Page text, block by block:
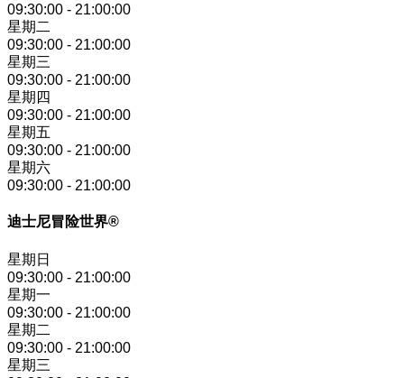
09:30:00 - 21:00:00
星期二
09:30:00 - 21:00:00
星期三
09:30:00 - 21:00:00
星期四
09:30:00 - 21:00:00
星期五
09:30:00 - 21:00:00
星期六
09:30:00 - 21:00:00
迪士尼冒险世界®
星期日
09:30:00 - 21:00:00
星期一
09:30:00 - 21:00:00
星期二
09:30:00 - 21:00:00
星期三